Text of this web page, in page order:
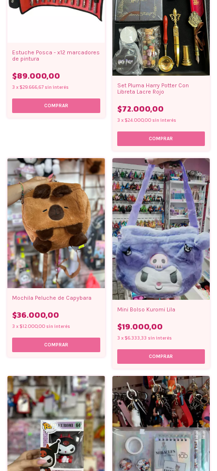
Estuche Posca - x12 marcadores
de pintura
$89.000,00
3 x $29.666,67 sin interés
Set Pluma Harry Potter Con
Libreta Lacre Rojo
$72.000,00
3 x $24.000,00 sin interés
Mochila Peluche de Capybara
$36.000,00
3 x $12.000,00 sin interés
Mini Bolso Kuromi Lila
$19.000,00
3 x $6.333,33 sin interés